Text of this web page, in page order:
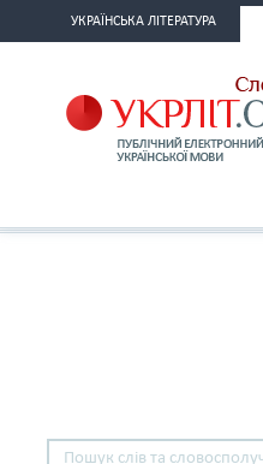
УКРАЇНСЬКА ЛІТЕРАТУРА